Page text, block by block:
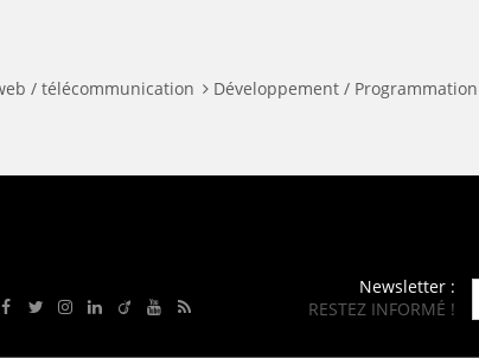
/ télécommunication Développement / Programmation
Newsletter :
RESTEZ INFORMÉ !